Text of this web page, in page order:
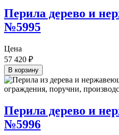
Перила дерево и
№5995
Цена
57 420 ₽
В корзину
Перила дерево и
№5996